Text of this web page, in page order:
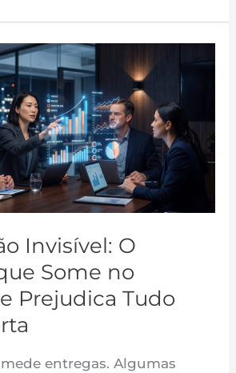
Invisível: O
Some no
Prejudica Tudo
entregas. Algumas